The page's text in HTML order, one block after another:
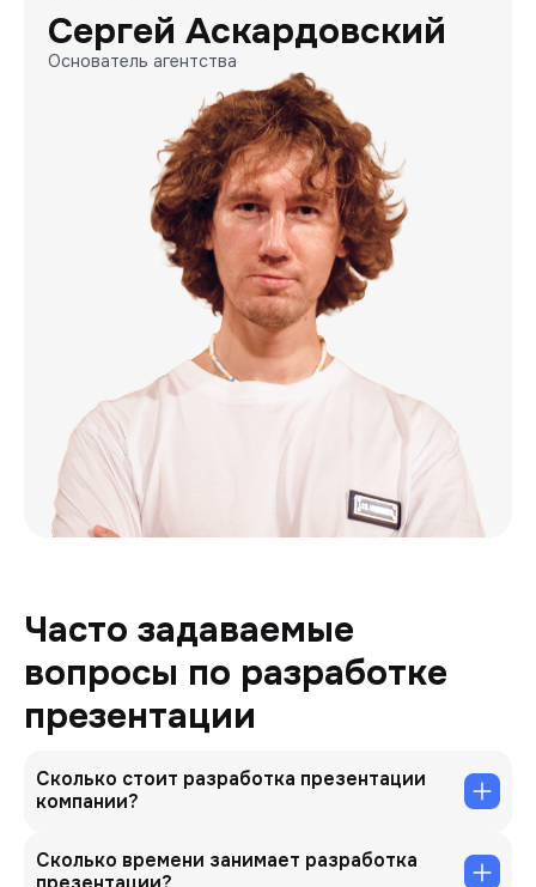
Сергей Аскардовский
Основатель агентства
Часто задаваемые
вопросы по разработке
презентации
Сколько стоит разработка презентации
компании?
Сколько времени занимает разработка